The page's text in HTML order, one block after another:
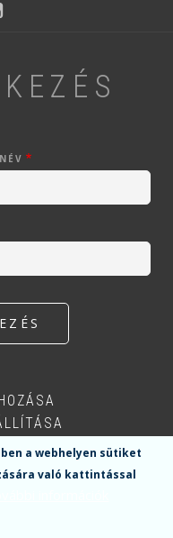
youtube
a webhelyen sütiket
való kattintással